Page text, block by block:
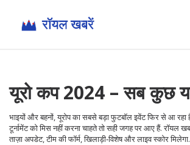
यूरो कप 2024 – सब कुछ
भाइयों और बहनों, यूरोप का सबसे बड़ा फुटबॉल इवेंट फिर से आ
टूर्नामेंट को मिस नहीं करना चाहते तो सही जगह पर आए हैं. रॉयल
ताज़ा अपडेट, टीम की फॉर्म, खिलाड़ी‑विशेष और लाइव स्कोर मिलेगा.